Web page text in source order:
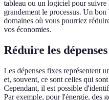
tableau ou un logiciel pour
grandement le processus. Un
domaines où vous pourriez
vos économies.
Réduire les
Les dépenses fixes représentent
et, souvent, ce sont celles qui
Cependant, il est possible
Par exemple, pour l'énergie, des